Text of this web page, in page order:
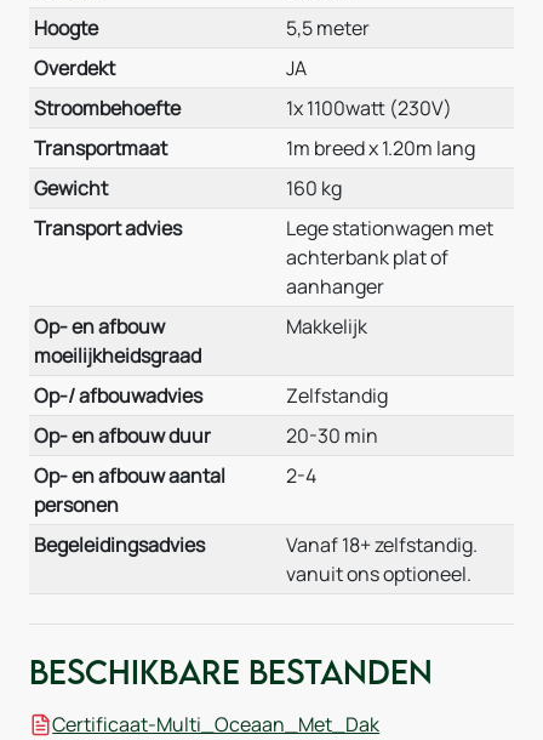
Hoogte
5,5 meter
Overdekt
JA
Stroombehoefte
1x 1100watt (230V)
Transportmaat
1m breed x 1.20m lang
Gewicht
160 kg
Transport advies
Lege stationwagen met
achterbank plat of
aanhanger
Op- en afbouw
moeilijkheidsgraad
Makkelijk
Op-/ afbouwadvies
Zelfstandig
Op- en afbouw duur
20-30 min
Op- en afbouw aantal
personen
2-4
Begeleidingsadvies
Vanaf 18+ zelfstandig.
vanuit ons optioneel.
Beschikbare bestanden
Certificaat-Multi_Oceaan_Met_Dak